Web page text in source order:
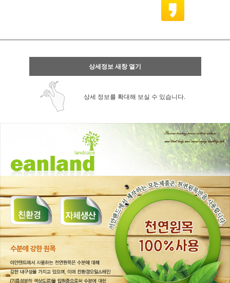
상세정보 새창 열기
상세 정보를 확대해 보실 수 있습니다.